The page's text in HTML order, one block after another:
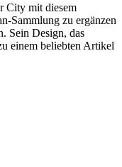
City mit diesem
Sammlung zu ergänzen
Sein Design, das
einem beliebten Artikel